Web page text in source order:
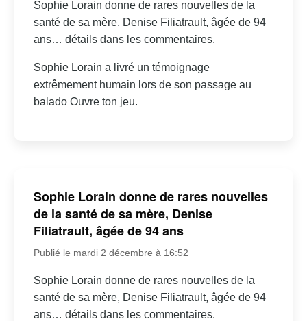
Sophie Lorain donne de rares nouvelles de la
santé de sa mère, Denise Filiatrault, âgée de 94
ans… détails dans les commentaires.
Sophie Lorain a livré un témoignage
extrêmement humain lors de son passage au
balado Ouvre ton jeu.
Sophie Lorain donne de rares nouvelles
de la santé de sa mère, Denise
Filiatrault, âgée de 94 ans
Publié le mardi 2 décembre à 16:52
Sophie Lorain donne de rares nouvelles de la
santé de sa mère, Denise Filiatrault, âgée de 94
ans… détails dans les commentaires.